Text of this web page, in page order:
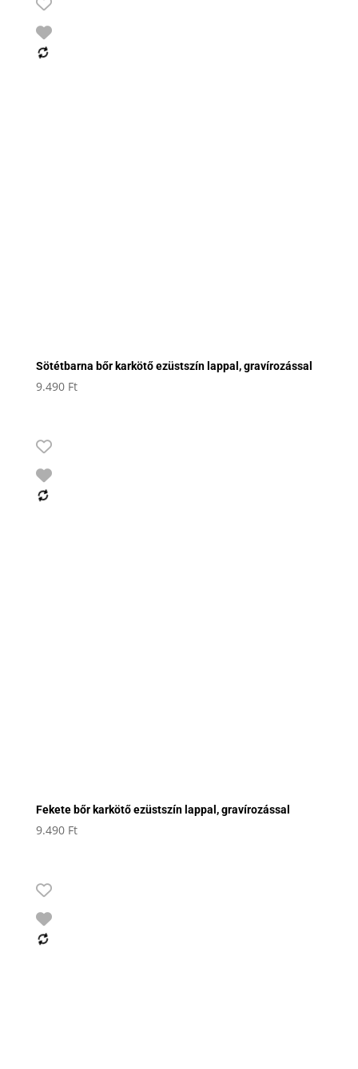
Sötétbarna bőr karkötő ezüstszín lappal, gravírozással
9.490 Ft
Fekete bőr karkötő ezüstszín lappal, gravírozással
9.490 Ft